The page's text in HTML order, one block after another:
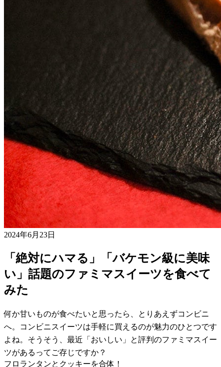
2024年6月23日
「絶対にハマる」「バケモン級に美味
い」話題のファミマスイーツを食べて
みた
何か甘いものが食べたいと思ったら、とりあえずコンビニ
へ。コンビニスイーツは手軽に買えるのが魅力のひとつです
よね。そうそう、最近「おいしい」と評判のファミマスイー
ツがあるってご存じですか？
フロランタンとクッキーを合体！